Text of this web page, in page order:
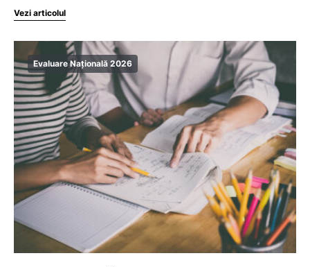
Vezi articolul
Evaluare Națională 2026